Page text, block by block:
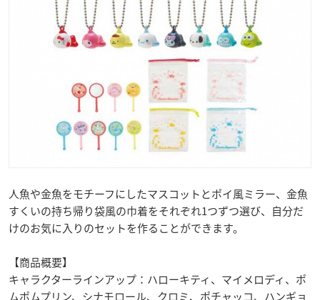
人魚や金魚をモチーフにしたマスコットとポイ風ミラー、金魚
すくいの持ち帰り袋風の巾着をそれぞれ1つずつ選び、自分だ
けのお気に入りのセットを作ることができます。
【商品概要】
キャラクターラインアップ：ハローキティ、マイメロディ、ポ
ムポムプリン、シナモロール、クロミ、ポチャッコ、ハンギョ